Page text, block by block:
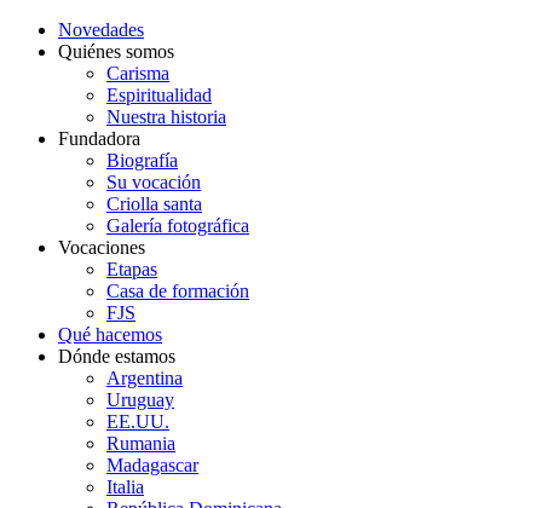
Novedades
Quiénes somos
Carisma
Espiritualidad
Nuestra historia
Fundadora
Biografía
Su vocación
Criolla santa
Galería fotográfica
Vocaciones
Etapas
Casa de formación
FJS
Qué hacemos
Dónde estamos
Argentina
Uruguay
EE.UU.
Rumania
Madagascar
Italia